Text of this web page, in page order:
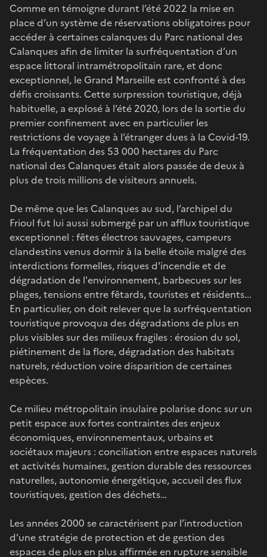
Comme en témoigne durant l’été 2022 la mise en
place d’un système de réservations obligatoires pour
accéder à certaines calanques du Parc national des
Calanques afin de limiter la surfréquentation d’un
espace littoral intramétropolitain rare, et donc
exceptionnel, le Grand Marseille est confronté à des
défis croissants. Cette surpression touristique, déjà
habituelle, a explosé à l’été 2020, lors de la sortie du
premier confinement avec en particulier les
restrictions de voyage à l’étranger dues à la Covid-19.
La fréquentation des 53 000 hectares du Parc
national des Calanques était alors passée de deux à
plus de trois millions de visiteurs annuels.
De même que les Calanques au sud, l’archipel du
Frioul fut lui aussi submergé par un afflux touristique
exceptionnel : fêtes électros sauvages, campeurs
clandestins venus dormir à la belle étoile malgré des
interdictions formelles, risques d'incendie et de
dégradation de l'environnement, barbecues sur les
plages, tensions entre fêtards, touristes et résidents...
En particulier, on doit relever que la surfréquentation
touristique provoqua des dégradations de plus en
plus visibles sur des milieux fragiles : érosion du sol,
piétinement de la flore, dégradation des habitats
naturels, réduction voire disparition de certaines
espèces.
Ce milieu métropolitain insulaire polarise donc sur un
petit espace aux fortes contraintes des enjeux
économiques, environnementaux, urbains et
sociétaux majeurs : conciliation entre espaces naturels
et activités humaines, gestion durable des ressources
naturelles, autonomie énergétique, accueil des flux
touristiques, gestion des déchets…
Les années 2000 se caractérisent par l’introduction
d’une stratégie de protection et de gestion des
espaces de plus en plus affirmée en rupture sensible